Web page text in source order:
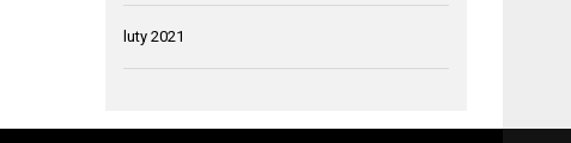
luty 2021